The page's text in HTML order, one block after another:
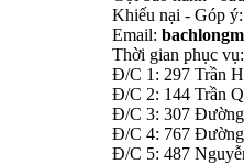
Khiếu nại - Góp ý:
Email:
Thời gian phục vụ:
Đ/C 1: 297 Trần
Đ/C 2: 144 Trần
Đ/C 3: 307 Đường
Đ/C 4: 767 Đường
Đ/C 5: 487